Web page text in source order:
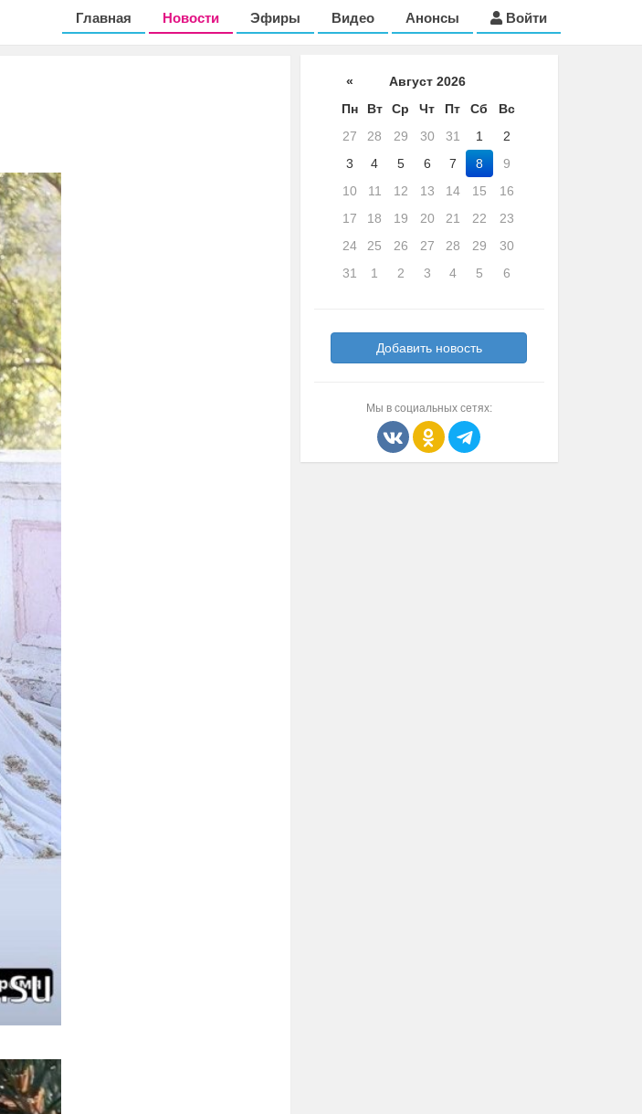
Главная Новости Эфиры Видео Анонсы Войти
«
Август 2026
Пн
Вт Ср Чт Пт Сб
Вс
27
28 29 30 31 1
2
3
4 5 6 7 8
9
10
11 12 13 14 15
16
17
18 19 20 21 22
23
24
25 26 27 28 29
30
31
1 2 3 4 5 6
Добавить новость
Мы в социальных сетях: